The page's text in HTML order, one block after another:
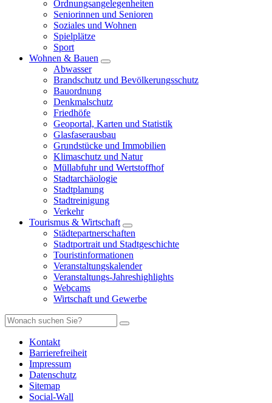
Ordnungsangelegenheiten
Seniorinnen und Senioren
Soziales und Wohnen
Spielplätze
Sport
Wohnen & Bauen
Abwasser
Brandschutz und Bevölkerungsschutz
Bauordnung
Denkmalschutz
Friedhöfe
Geoportal, Karten und Statistik
Glasfaserausbau
Grundstücke und Immobilien
Klimaschutz und Natur
Müllabfuhr und Wertstoffhof
Stadtarchäologie
Stadtplanung
Stadtreinigung
Verkehr
Tourismus & Wirtschaft
Städtepartnerschaften
Stadtportrait und Stadtgeschichte
Touristinformationen
Veranstaltungskalender
Veranstaltungs-Jahreshighlights
Webcams
Wirtschaft und Gewerbe
Kontakt
Barrierefreiheit
Impressum
Datenschutz
Sitemap
Social-Wall